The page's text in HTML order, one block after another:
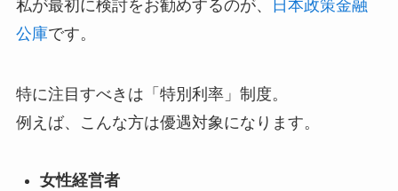
私が最初に検討をお勧めするのが、
日本政策金融
公庫です。
特に注目すべきは「特別利率」制度。
例えば、こんな方は優遇対象になります。
女性経営者